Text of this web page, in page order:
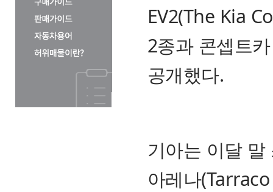
EV2(The Kia
2종과 콘셉트
공개했다.
기아는 이달
아레나